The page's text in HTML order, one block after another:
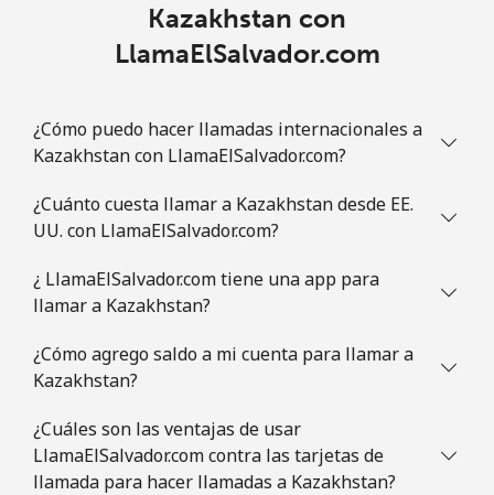
Kazakhstan con
LlamaElSalvador.com
¿Cómo puedo hacer llamadas internacionales a
Kazakhstan con LlamaElSalvador.com?
¿Cuánto cuesta llamar a Kazakhstan desde EE.
UU. con LlamaElSalvador.com?
¿ LlamaElSalvador.com tiene una app para
llamar a Kazakhstan?
¿Cómo agrego saldo a mi cuenta para llamar a
Kazakhstan?
¿Cuáles son las ventajas de usar
LlamaElSalvador.com contra las tarjetas de
llamada para hacer llamadas a Kazakhstan?